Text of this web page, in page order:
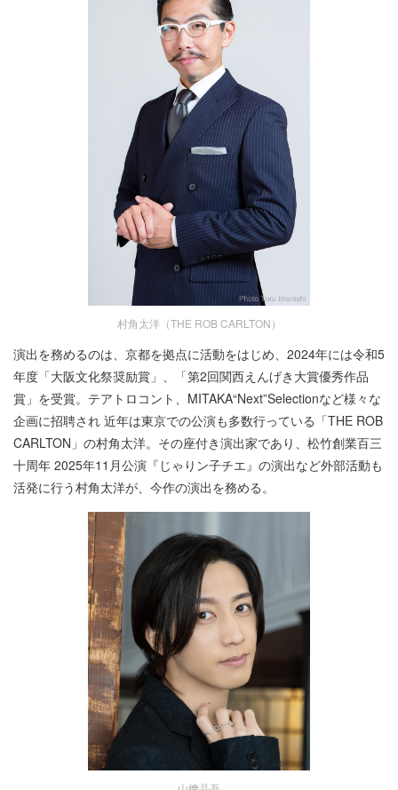
村角太洋（THE ROB CARLTON）
演出を務めるのは、京都を拠点に活動をはじめ、2024年には令和5
年度「大阪文化祭奨励賞」、「第2回関西えんげき大賞優秀作品
賞」を受賞。テアトロコント、MITAKA“Next”Selectionなど様々な
企画に招聘され 近年は東京での公演も多数行っている「THE ROB
CARLTON」の村角太洋。その座付き演出家であり、松竹創業百三
十周年 2025年11月公演『じゃりン子チエ』の演出など外部活動も
活発に行う村角太洋が、今作の演出を務める。